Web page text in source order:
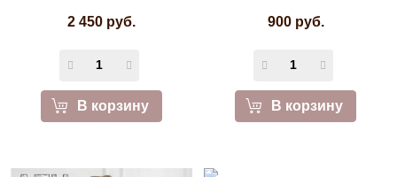
2 450 руб.
В корзину
900 руб.
В корзину